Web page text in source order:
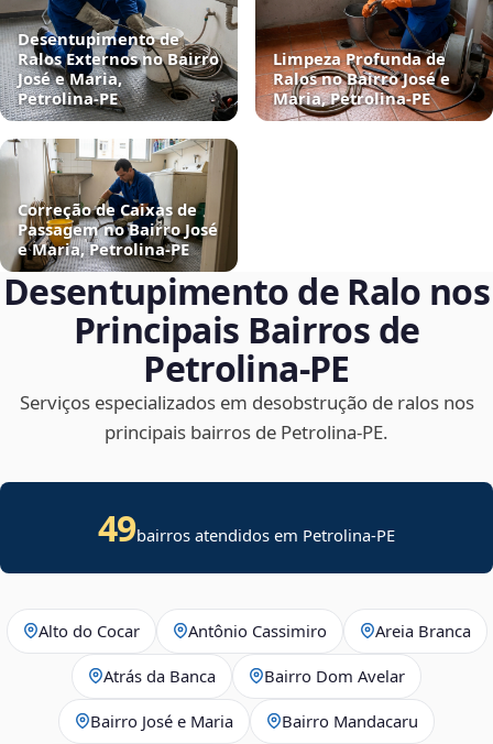
Desentupimento de
Ralos Externos no Bairro
José e Maria,
Petrolina‑PE
Limpeza Profunda de
Ralos no Bairro José e
Maria, Petrolina‑PE
Correção de Caixas de
Passagem no Bairro José
e Maria, Petrolina‑PE
Desentupimento de Ralo nos
Principais Bairros de
Petrolina‑PE
Serviços especializados em desobstrução de ralos nos
principais bairros de Petrolina‑PE.
49bairros atendidos em Petrolina-PE
Alto do Cocar Antônio Cassimiro Areia Branca
Atrás da Banca Bairro Dom Avelar
Bairro José e Maria Bairro Mandacaru